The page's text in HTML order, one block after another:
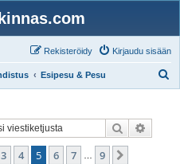
Kirjaudu sisään
Rekisteröidy
Esipesu & Pesu
Etsi
3 4 5 6 7 9